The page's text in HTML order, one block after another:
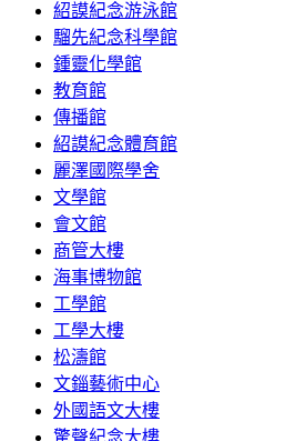
紹謨紀念游泳館
騮先紀念科學館
鍾靈化學館
教育館
傳播館
紹謨紀念體育館
麗澤國際學舍
文學館
會文館
商管大樓
海事博物館
工學館
工學大樓
松濤館
文錙藝術中心
外國語文大樓
驚聲紀念大樓